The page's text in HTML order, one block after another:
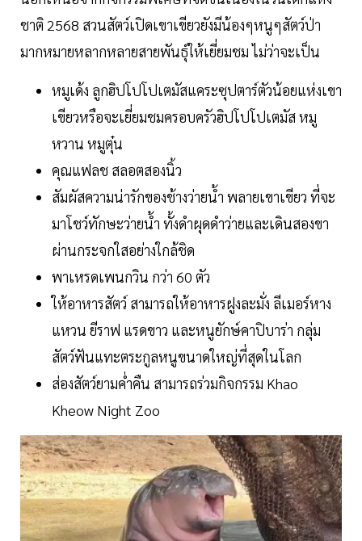
ชาติ 2568 สวนสัตว์เปิดเขาเขียวยังมีน้องๆหนูๆสัตว์ป่า
มากหมายหลากหลายสายพันธุ์ให้เยี่ยมชม ไม่ว่าจะเป็น
หมูเด้ง ลูกฮิปโปโปเตมัสแคระซุปตาร์ตัวน้อยแห่งเขา
เขียวหรือจะเยี่ยมชมครอบครัวฮิปโปโปเตมัส หมู
หวาน หมูตุ๋น
คุณแฟลช สลอตสองนิ้ว
สัมผัสความน่ารักของช้างว่ายน้ำ พลายเขาเขียว ที่จะ
มาโชว์ทักษะว่ายน้ำ ทั้งดำผุดดำว่ายและเดินสองขา
ผ่านกระจกใสอย่างใกล้ชิด
พาเหรดเพนกวิน กว่า 60 ตัว
ให้อาหารสัตว์ สามารถให้อาหารฝูงละมั่ง ลีเมอร์หาง
แหวน ยีราฟ แรดขาว และหนูยักษ์คาปิบาร่า กลุ่ม
สัตว์ฟันแทะตระกูลหนูขนาดใหญ่ที่สุดในโลก
ส่องสัตว์ยามค่ำคืน สามารถร่วมกิจกรรม Khao
Kheow Night Zoo